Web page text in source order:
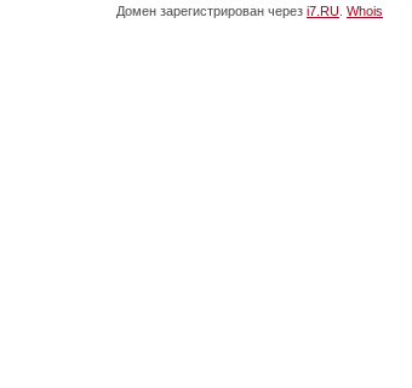
Домен зарегистрирован через i7.RU Whois